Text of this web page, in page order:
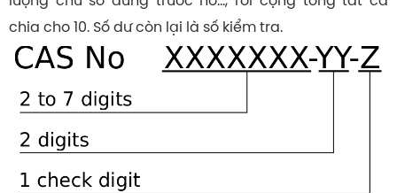
chia cho 10. Số dư còn lại là số kiểm tra.